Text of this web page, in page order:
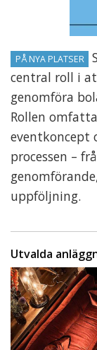
PÅ NYA PLATSER
central roll i
genomföra
Rollen
eventkoncept
processen –
uppföljning.
Utvalda